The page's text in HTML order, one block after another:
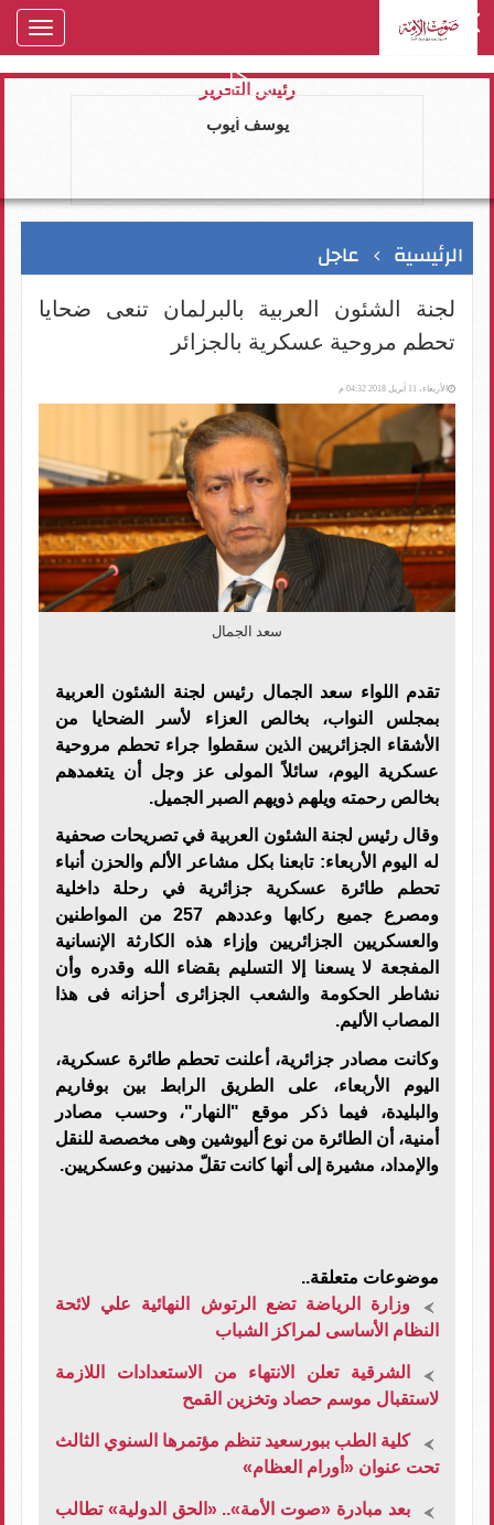
رئيس التحرير
يوسف ايوب
الرئيسية عاجل
لجنة الشئون العربية بالبرلمان تنعى ضحايا
تحطم مروحية عسكرية بالجزائر
الأربعاء، 11 أبريل 2018 04:32 م
سعد الجمال
تقدم اللواء سعد الجمال رئيس لجنة الشئون العربية
بمجلس النواب، بخالص العزاء لأسر الضحايا من
الأشقاء الجزائريين الذين سقطوا جراء تحطم مروحية
عسكرية اليوم، سائلاً المولى عز وجل أن يتغمدهم
بخالص رحمته ويلهم ذويهم الصبر الجميل.
وقال رئيس لجنة الشئون العربية في تصريحات صحفية
له اليوم الأربعاء: تابعنا بكل مشاعر الألم والحزن أنباء
تحطم طائرة عسكرية جزائرية في رحلة داخلية
ومصرع جميع ركابها وعددهم 257 من المواطنين
والعسكريين الجزائريين وإزاء هذه الكارثة الإنسانية
المفجعة لا يسعنا إلا التسليم بقضاء الله وقدره وأن
نشاطر الحكومة والشعب الجزائرى أحزانه فى هذا
المصاب الأليم.
وكانت مصادر جزائرية، أعلنت تحطم طائرة عسكرية،
اليوم الأربعاء، على الطريق الرابط بين بوفاريم
والبليدة، فيما ذكر موقع "النهار"، وحسب مصادر
أمنية، أن الطائرة من نوع أليوشين وهى مخصصة للنقل
والإمداد، مشيرة إلى أنها كانت تقلّ مدنيين وعسكريين.
موضوعات متعلقة..
وزارة الرياضة تضع الرتوش النهائية علي لائحة
النظام الأساسى لمراكز الشباب
الشرقية تعلن الانتهاء من الاستعدادات اللازمة
لاستقبال موسم حصاد وتخزين القمح
كلية الطب ببورسعيد تنظم مؤتمرها السنوي الثالث
تحت عنوان «أورام العظام»
بعد مبادرة «صوت الأمة».. «الحق الدولية» تطالب